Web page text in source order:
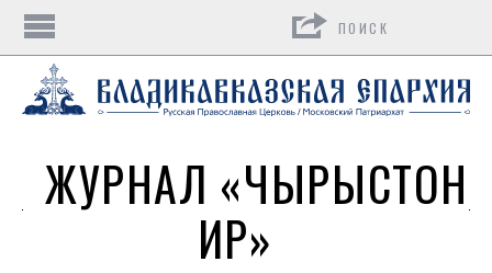
ЖУРНАЛ «ЧЫРЫСТОН
ИР»